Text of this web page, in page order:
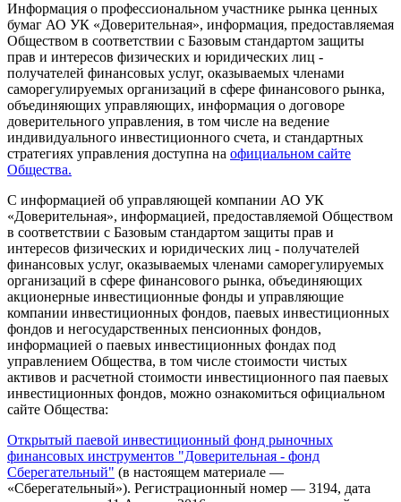
Информация о профессиональном участнике рынка ценных
бумаг АО УК «Доверительная», информация, предоставляемая
Обществом в соответствии с Базовым стандартом защиты
прав и интересов физических и юридических лиц -
получателей финансовых услуг, оказываемых членами
саморегулируемых организаций в сфере финансового рынка,
объединяющих управляющих, информация о договоре
доверительного управления, в том числе на ведение
индивидуального инвестиционного счета, и стандартных
стратегиях управления доступна на официальном сайте
Общества.
С информацией об управляющей компании АО УК
«Доверительная», информацией, предоставляемой Обществом
в соответствии с Базовым стандартом защиты прав и
интересов физических и юридических лиц - получателей
финансовых услуг, оказываемых членами саморегулируемых
организаций в сфере финансового рынка, объединяющих
акционерные инвестиционные фонды и управляющие
компании инвестиционных фондов, паевых инвестиционных
фондов и негосударственных пенсионных фондов,
информацией о паевых инвестиционных фондах под
управлением Общества, в том числе стоимости чистых
активов и расчетной стоимости инвестиционного пая паевых
инвестиционных фондов, можно ознакомиться официальном
сайте Общества:
Открытый паевой инвестиционный фонд рыночных
финансовых инструментов "Доверительная - фонд
Сберегательный" (в настоящем материале —
«Сберегательный»). Регистрационный номер — 3194, дата